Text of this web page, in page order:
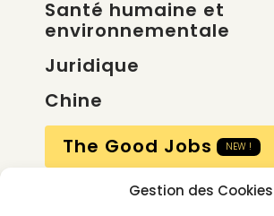
Gestion des Cookies
Santé humaine et
environnementale
Juridique
Chine
The Good Jobs
NEW !